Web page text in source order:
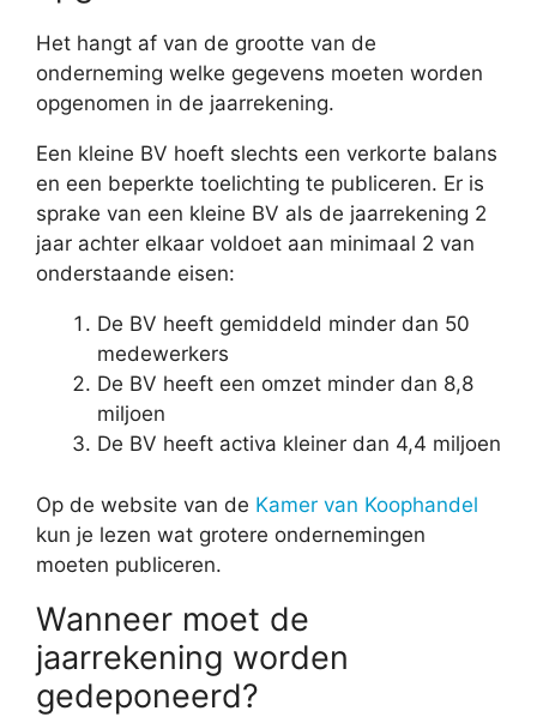
Het hangt af van de grootte van de
onderneming welke gegevens moeten worden
opgenomen in de jaarrekening.
Een kleine BV hoeft slechts een verkorte balans
en een beperkte toelichting te publiceren. Er is
sprake van een kleine BV als de jaarrekening 2
jaar achter elkaar voldoet aan minimaal 2 van
onderstaande eisen:
De BV heeft gemiddeld minder dan 50
medewerkers
De BV heeft een omzet minder dan 8,8
miljoen
De BV heeft activa kleiner dan 4,4 miljoen
Op de website van de Kamer van Koophandel
kun je lezen wat grotere ondernemingen
moeten publiceren.
Wanneer moet de
jaarrekening worden
gedeponeerd?